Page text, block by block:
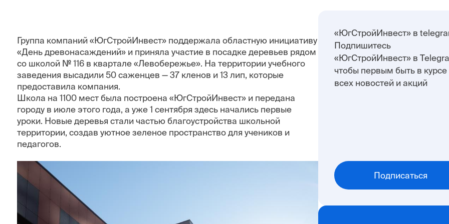
Архитектурный квартал
Группа компаний «ЮгСтройИнвест» поддержала областную инициативу
«День древонасаждений» и приняла участие в посадке деревьев рядом
со школой № 116 в квартале «Левобережье». На территории учебного
заведения высадили 50 саженцев — 37 кленов и 13 лип, которые
предоставила компания.
Школа на 1100 мест была построена «ЮгСтройИнвест» и передана
городу в июле этого года, а уже 1 сентября здесь начались первые
уроки. Новые деревья стали частью благоустройства школьной
территории, создав уютное зеленое пространство для учеников и
педагогов.
«ЮгСтройИнвест» в
Подпишитесь
«ЮгСтройИнвест» в
чтобы первым быть в курсе
всех новостей и акций
Подписаться